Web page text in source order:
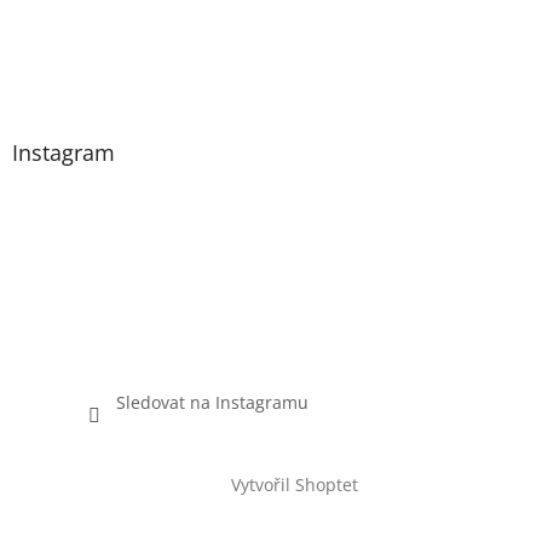
Instagram
Sledovat na Instagramu
Vytvořil Shoptet